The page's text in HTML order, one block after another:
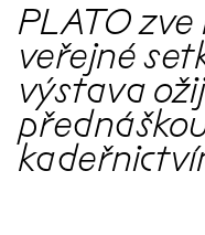
PLATO
veřejné
výstava